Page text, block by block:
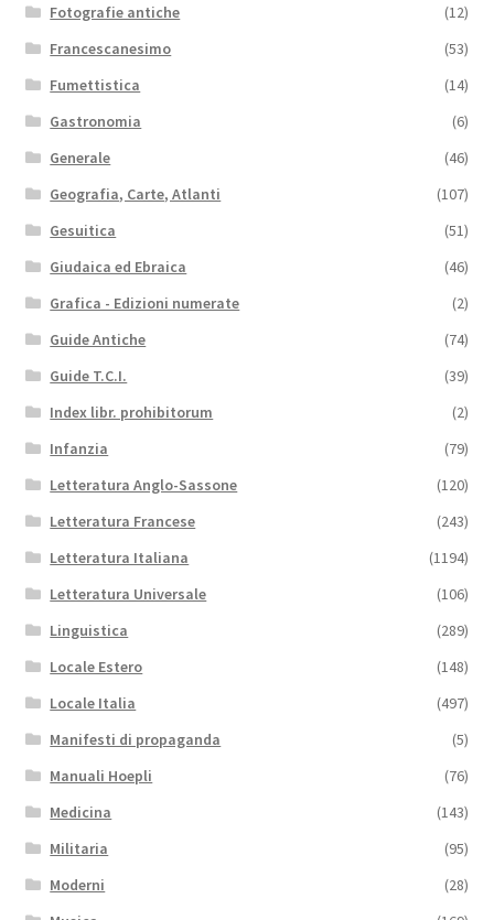
Fotografie antiche
(12)
Francescanesimo
(53)
Fumettistica
(14)
Gastronomia
(6)
Generale
(46)
Geografia, Carte, Atlanti
(107)
Gesuitica
(51)
Giudaica ed Ebraica
(46)
Grafica - Edizioni numerate
(2)
Guide Antiche
(74)
Guide T.C.I.
(39)
Index libr. prohibitorum
(2)
Infanzia
(79)
Letteratura Anglo-Sassone
(120)
Letteratura Francese
(243)
Letteratura Italiana
(1194)
Letteratura Universale
(106)
Linguistica
(289)
Locale Estero
(148)
Locale Italia
(497)
Manifesti di propaganda
(5)
Manuali Hoepli
(76)
Medicina
(143)
Militaria
(95)
Moderni
(28)